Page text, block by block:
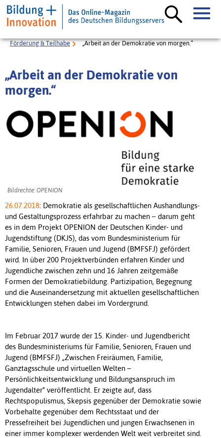
Förderung & Teilhabe „Arbeit an der Demokratie von morgen.“
„Arbeit an der Demokratie von
morgen.“
Bildrechte: OPENION
26.07.2018: Demokratie als gesellschaftlichen Aushandlungs-
und Gestaltungsprozess erfahrbar zu machen – darum geht
es in dem Projekt OPENION der Deutschen Kinder- und
Jugendstiftung (DKJS), das vom Bundesministerium für
Familie, Senioren, Frauen und Jugend (BMFSFJ) gefördert
wird. In über 200 Projektverbünden erfahren Kinder und
Jugendliche zwischen zehn und 16 Jahren zeitgemäße
Formen der Demokratiebildung. Partizipation, Begegnung
und die Auseinandersetzung mit aktuellen gesellschaftlichen
Entwicklungen stehen dabei im Vordergrund.
Im Februar 2017 wurde der 15. Kinder- und Jugendbericht
des Bundesministeriums für Familie, Senioren, Frauen und
Jugend (BMFSFJ) „Zwischen Freiräumen, Familie,
Ganztagsschule und virtuellen Welten –
Persönlichkeitsentwicklung und Bildungsanspruch im
Jugendalter“ veröffentlicht. Er zeigte auf, dass
Rechtspopulismus, Skepsis gegenüber der Demokratie sowie
Vorbehalte gegenüber dem Rechtsstaat und der
Pressefreiheit bei Jugendlichen und jungen Erwachsenen in
einer immer komplexer werdenden Welt weit verbreitet sind.